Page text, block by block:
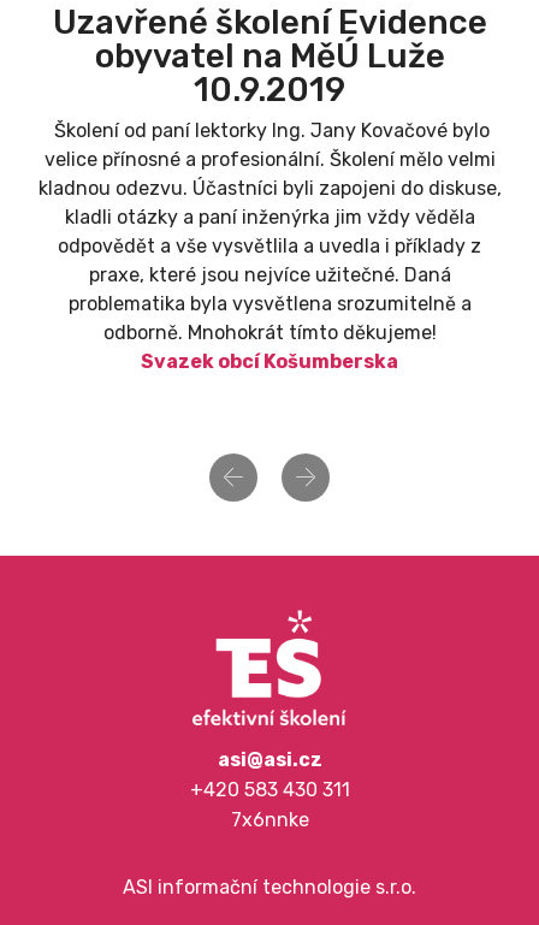
Uzavřené školení Evidence
obyvatel na MěÚ Luže
10.9.2019
Školení od paní lektorky Ing. Jany Kovačové bylo
velice přínosné a profesionální. Školení mělo velmi
kladnou odezvu. Účastníci byli zapojeni do diskuse,
kladli otázky a paní inženýrka jim vždy věděla
odpovědět a vše vysvětlila a uvedla i příklady z
praxe, které jsou nejvíce užitečné. Daná
problematika byla vysvětlena srozumitelně a
odborně. Mnohokrát tímto děkujeme!
Svazek obcí Košumberska
PreviousNext
asi@asi.cz
+420 583 430 311
7x6nnke
ASI informační technologie s.r.o.